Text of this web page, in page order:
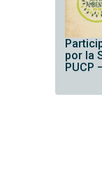
por la
PUCP